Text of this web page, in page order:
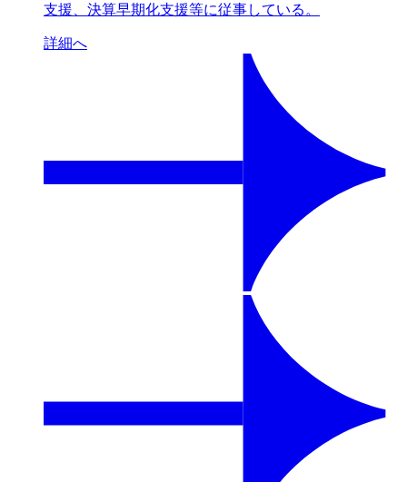
支援、決算早期化支援等に従事している。
詳細へ